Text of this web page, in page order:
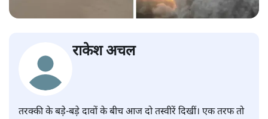
राकेश अचल
तरक्की के बड़े-बड़े दावों के बीच आज दो तस्वीरें दिखीं। एक तरफ तो